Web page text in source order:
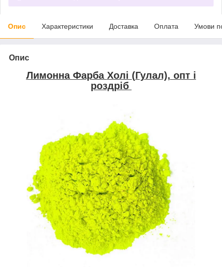
Опис Характеристики Доставка Оплата Умови
Опис
Лимонна Фарба Холі (Гулал), опт і
роздріб